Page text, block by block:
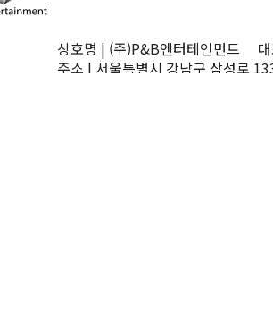
상호명 | (주)P&B엔터테인먼트
주소 | 서울특별시 강남구 삼성로